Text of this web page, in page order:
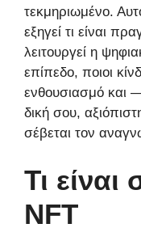
τεκμηριωμένο.
εξηγεί τι είναι
λειτουργεί η
επίπεδο, ποιοι
ενθουσιασμό και
δική σου,
σέβεται τον
Τι είναι
NFT